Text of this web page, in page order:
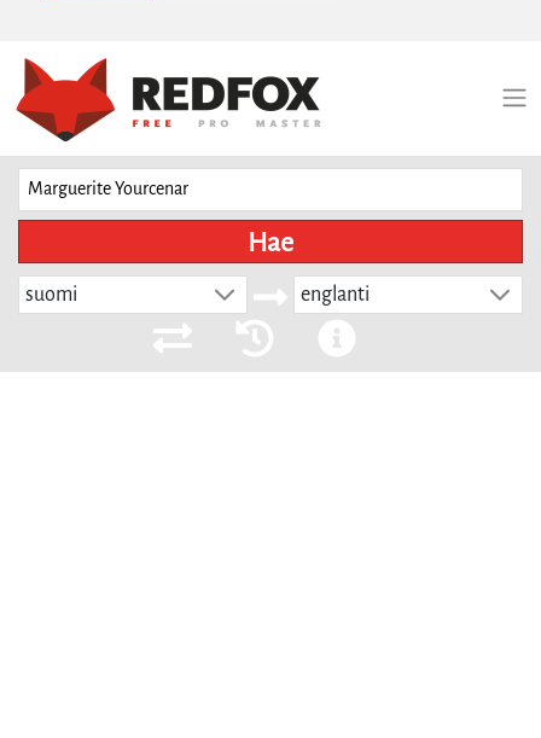
Hae
suomi englanti